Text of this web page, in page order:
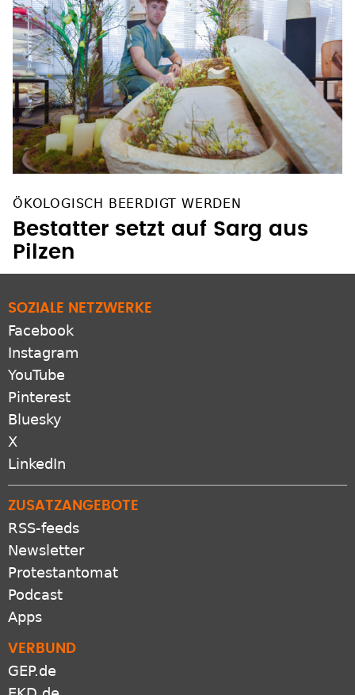
ÖKOLOGISCH BEERDIGT WERDEN
Bestatter setzt auf Sarg aus
Pilzen
SOZIALE NETZWERKE
Facebook
Instagram
YouTube
Pinterest
Bluesky
X
LinkedIn
ZUSATZANGEBOTE
RSS-feeds
Newsletter
Protestantomat
Podcast
Apps
VERBUND
GEP.de